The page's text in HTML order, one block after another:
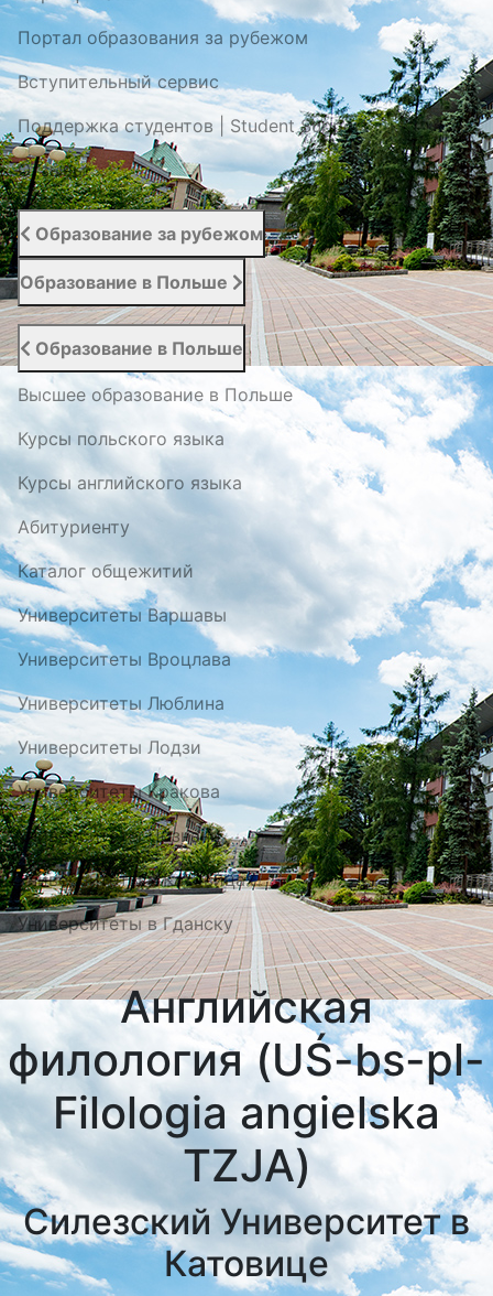
Портал образования за рубежом
Вступительный сервис
Поддержка студентов | Student Support
Отзывы
Образование за рубежом
Образование в Польше
Образование в Польше
Высшее образование в Польше
Курсы польского языка
Курсы английского языка
Абитуриенту
Каталог общежитий
Университеты Варшавы
Университеты Вроцлава
Университеты Люблина
Университеты Лодзи
Университеты Кракова
Университеты Познани
Университеты в Катовицах
Университеты в Гданску
Английская
филология (UŚ-bs-pl-
Filologia angielska
TZJA)
Силезский Университет в
Катовице